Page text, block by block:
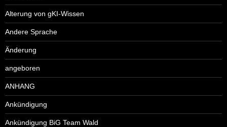
Alterung von gKI-Wissen
Andere Sprache
Änderung
angeboren
ANHANG
Ankündigung
Ankündigung BiG Team Wald